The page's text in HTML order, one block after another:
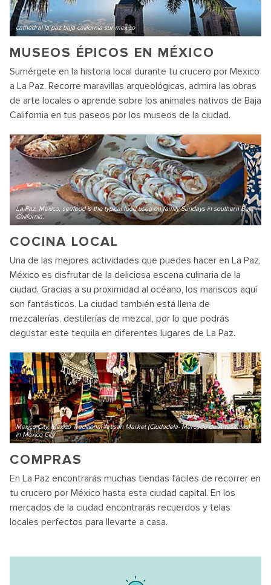
cathedral la paz baja california sur mexico
MUSEOS ÉPICOS EN MÉXICO
Sumérgete en la historia local durante tu crucero por Mexico
a La Paz. Recorre maravillas arqueológicas, admira las obras
de arte locales o aprende sobre los animales nativos de Baja
California en tus paseos por los museos de la ciudad.
La Paz, Mexico, seafood is the typical food used on family Sundays in southern Baja
California.
COCINA LOCAL
Una de las mejores actividades que puedes hacer en La Paz,
México es disfrutar de la deliciosa escena culinaria de la
ciudad. Gracias a su proximidad al océano, los mariscos aquí
son fantásticos. La ciudad también está llena de
mezcalerías, destilerías de mezcal, por lo que podrás
degustar este tequila en diferentes lugares de La Paz.
Mexico City, Mexico Traditional Artisan Market (Ciudadela- Mercado de Artesanias)
in Mexico City
COMPRAS
En La Paz encontrarás muchas tiendas fáciles de recorrer en
tu crucero por México hasta esta ciudad capital. En los
mercados de la ciudad encontrarás recuerdos y telas
locales perfectos para llevarte a casa.